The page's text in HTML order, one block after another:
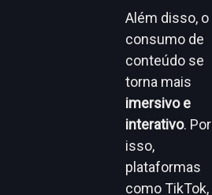
Além disso, o
consumo de
conteúdo se
torna mais
imersivo e
interativo. Por
isso,
plataformas
como TikTok,